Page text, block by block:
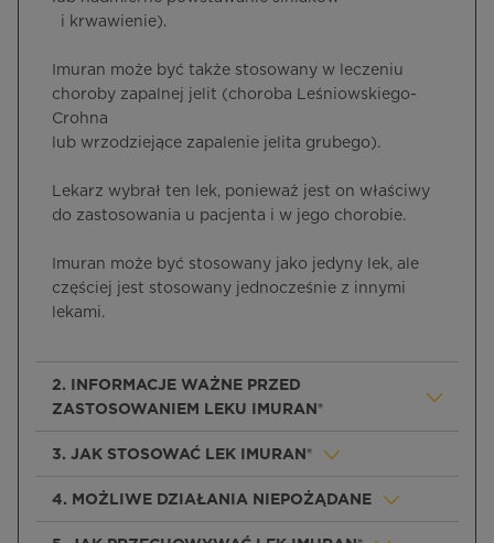
i krwawienie).
Imuran może być także stosowany w leczeniu
choroby zapalnej jelit (choroba Leśniowskiego-
Crohna
lub wrzodziejące zapalenie jelita grubego).
Lekarz wybrał ten lek, ponieważ jest on właściwy
do zastosowania u pacjenta i w jego chorobie.
Imuran może być stosowany jako jedyny lek, ale
częściej jest stosowany jednocześnie z innymi
lekami.
2. INFORMACJE WAŻNE PRZED
ZASTOSOWANIEM LEKU IMURAN®
3. JAK STOSOWAĆ LEK IMURAN®
4. MOŻLIWE DZIAŁANIA NIEPOŻĄDANE